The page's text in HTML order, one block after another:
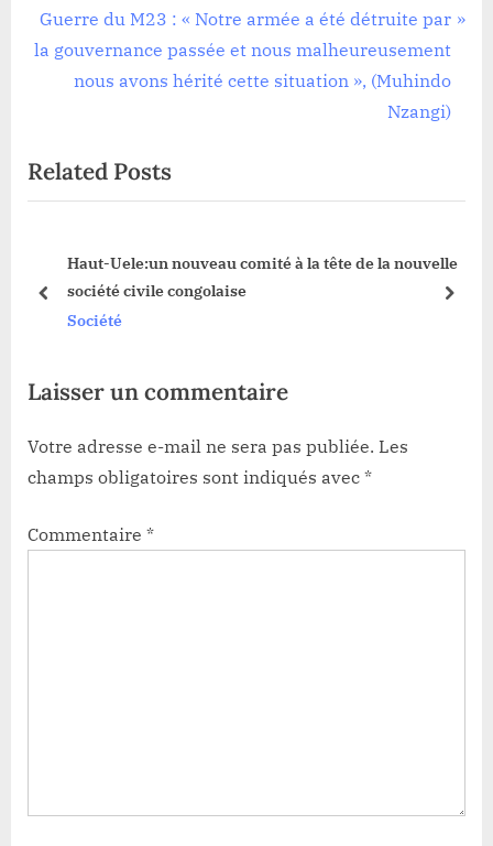
l’article
v
i
P
o
:
N
e
o
s
Guerre du M23 : « Notre armée a été détruite par
la gouvernance passée et nous malheureusement
nous avons hérité cette situation », (Muhindo
Nzangi)
Related Posts
Haut-Uele:un nouveau comité à la tête de la nouvelle
société civile congolaise
Société
prev next
Laisser un commentaire
Votre adresse e-mail ne sera pas publiée. Les
champs obligatoires sont indiqués avec *
Commentaire *